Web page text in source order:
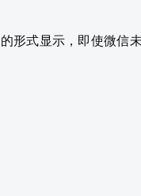
形式显示，即使微信